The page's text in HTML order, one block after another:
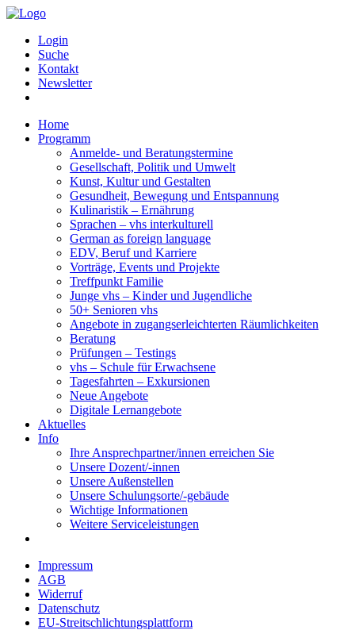
Login
Suche
Kontakt
Newsletter
Home
Programm
Anmelde- und Beratungstermine
Gesellschaft, Politik und Umwelt
Kunst, Kultur und Gestalten
Gesundheit, Bewegung und Entspannung
Kulinaristik – Ernährung
Sprachen – vhs interkulturell
German as foreign language
EDV, Beruf und Karriere
Vorträge, Events und Projekte
Treffpunkt Familie
Junge vhs – Kinder und Jugendliche
50+ Senioren vhs
Angebote in zugangserleichterten Räumlichkeiten
Beratung
Prüfungen – Testings
vhs – Schule für Erwachsene
Tagesfahrten – Exkursionen
Neue Angebote
Digitale Lernangebote
Aktuelles
Info
Ihre Ansprechpartner/innen erreichen Sie
Unsere Dozent/-innen
Unsere Außenstellen
Unsere Schulungsorte/-gebäude
Wichtige Informationen
Weitere Serviceleistungen
Impressum
AGB
Widerruf
Datenschutz
EU-Streitschlichtungsplattform